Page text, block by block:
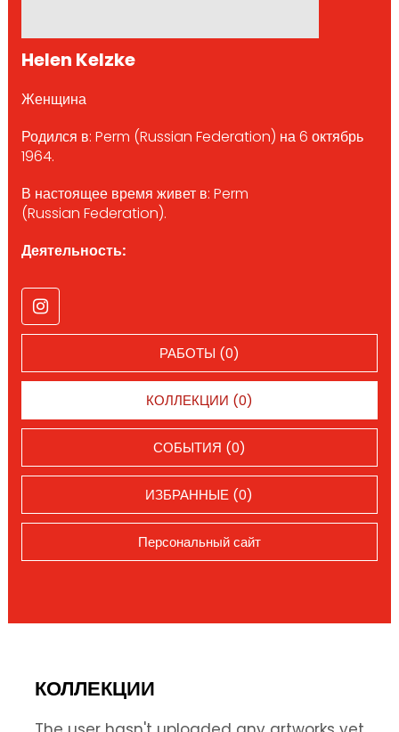
Helen Kelzke
Женщина
Родился в: Perm (Russian Federation) на 6 октябрь
1964.
В настоящее время живет в: Perm
(Russian Federation).
Деятельность:
РАБОТЫ (0)
КОЛЛЕКЦИИ (0)
СОБЫТИЯ (0)
ИЗБРАННЫЕ (0)
Персональный сайт
КОЛЛЕКЦИИ